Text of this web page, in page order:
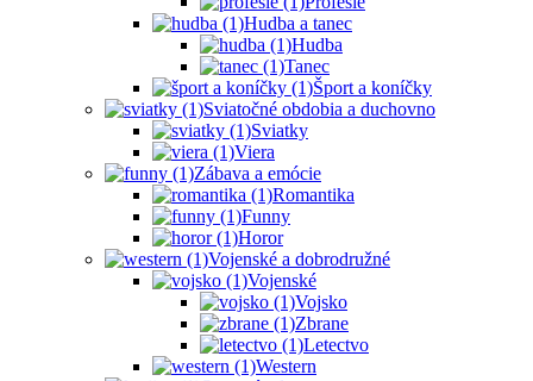
Hudba a tanec
Hudba
Tanec
Šport a koníčky
Sviatočné obdobia a duchovno
Sviatky
Viera
Zábava a emócie
Romantika
Funny
Horor
Vojenské a dobrodružné
Vojenské
Vojsko
Zbrane
Letectvo
Western